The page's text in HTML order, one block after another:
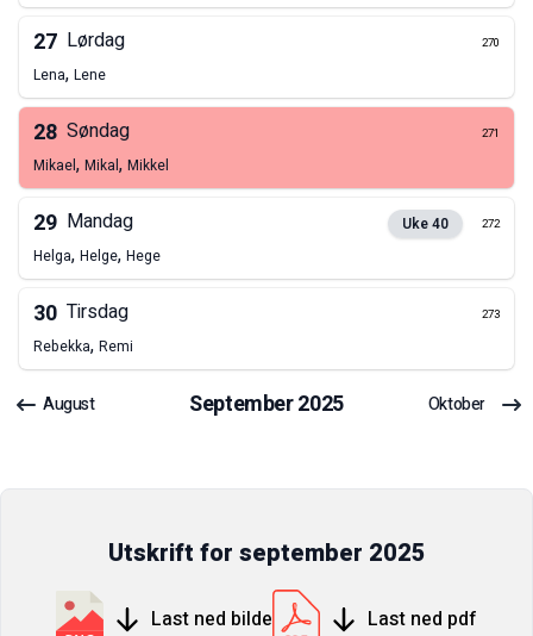
27 Lørdag 270
Lena, Lene
28 Søndag 271
Mikael, Mikal, Mikkel
29 Mandag Uke40 272
Helga, Helge, Hege
30 Tirsdag 273
Rebekka, Remi
August September2025 Oktober
Utskrift for september 2025
Last ned bilde Last ned pdf